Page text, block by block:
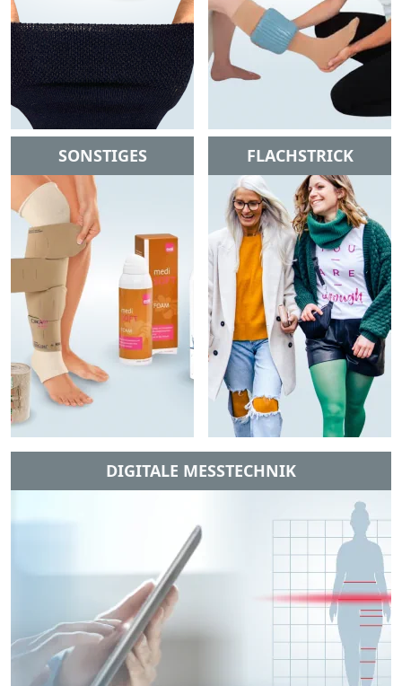
SONSTIGES FLACHSTRICK
DIGITALE MESSTECHNIK